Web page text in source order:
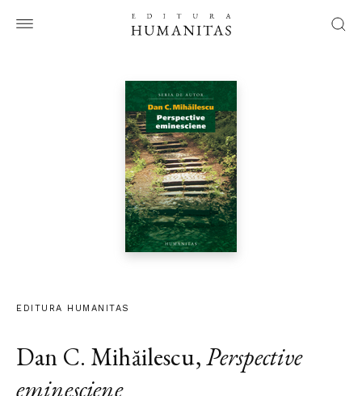
EDITURA HUMANITAS
Dan C. Mihăilescu,Perspective
eminesciene